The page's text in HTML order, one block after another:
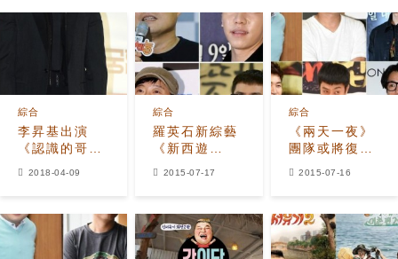
李昇基出演
《認識的哥
綜合
2018-04-09
羅英石新綜藝
《新西遊
綜合
2015-07-17
《兩天一夜》
團隊或將復
綜合
2015-07-16